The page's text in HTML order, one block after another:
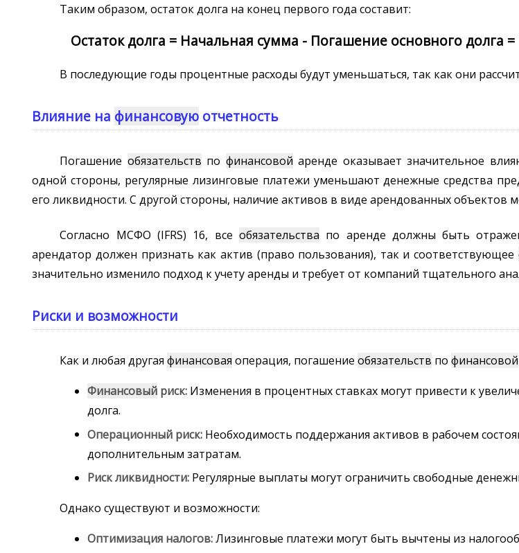
Таким образом, остаток долга на конец первого года составит:
Остаток долга = Начальная сумма - Погашение основного долга =
В последующие годы процентные расходы будут уменьшаться, так как они
Влияние на финансовую отчетность
Погашение обязательств по финансовой аренде оказывает значительное
одной стороны, регулярные лизинговые платежи уменьшают денежные средства
его ликвидности. С другой стороны, наличие активов в виде арендованных объектов
Согласно МСФО (IFRS) 16, все обязательства по аренде должны быть
арендатор должен признать как актив (право пользования), так и соответствующее
значительно изменило подход к учету аренды и требует от компаний тщательного
Риски и возможности
Как и любая другаяфинансовая операция, погашениеобязательств пофинансовой
Финансовый риск: Изменения в процентных ставках могут привести к
долга.
Операционный риск: Необходимость поддержания активов в рабочем
дополнительным затратам.
Риск ликвидности: Регулярные выплаты могут ограничить свободные
Однако существуют и возможности:
Оптимизация налогов:Лизинговые платежи могут быть вычтены из